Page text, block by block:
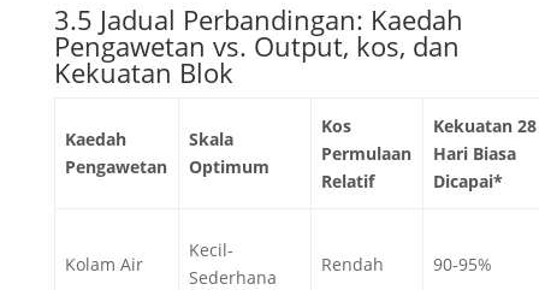
3.5 Jadual Perbandingan: Kaedah
Pengawetan vs. Output, kos, dan
Kekuatan Blok
Kaedah
Pengawetan
Skala
Optimum
Kos
Permulaan
Relatif
Kekuatan 28
Hari Biasa
Dicapai*
Kolam Air
Kecil-
Sederhana
Rendah 90-95%